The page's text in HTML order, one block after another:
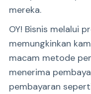
mereka.
OY! Bisnis melalui
memungkinkan
macam metode
menerima
pembayaran